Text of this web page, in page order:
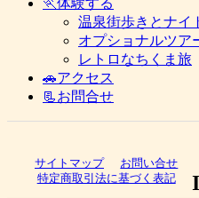
🏃体験する
温泉街歩きとナイ
オプショナルツア
レトロなちくま旅
🚗アクセス
📃お問合せ
サイトマップ
お問い合せ
特定商取引法に基づく表記